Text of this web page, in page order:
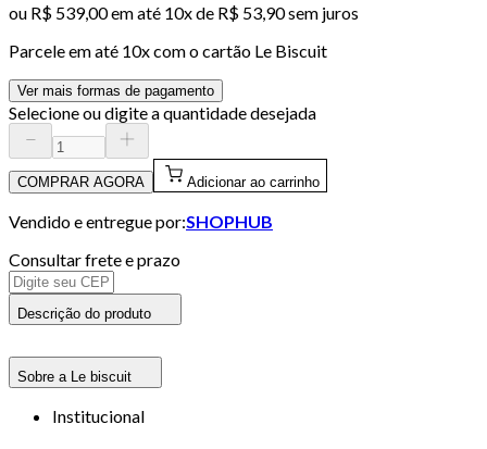
ou R$ 539,00em até 10x de R$ 53,90 sem juros
Parcele em até 10x com o cartão Le Biscuit
Ver mais formas de pagamento
Selecione ou digite a quantidade desejada
COMPRAR AGORA Adicionar ao carrinho
Vendido e entregue por:SHOPHUB
Consultar frete e prazo
Descrição do produto
Sobre a Le biscuit
Institucional